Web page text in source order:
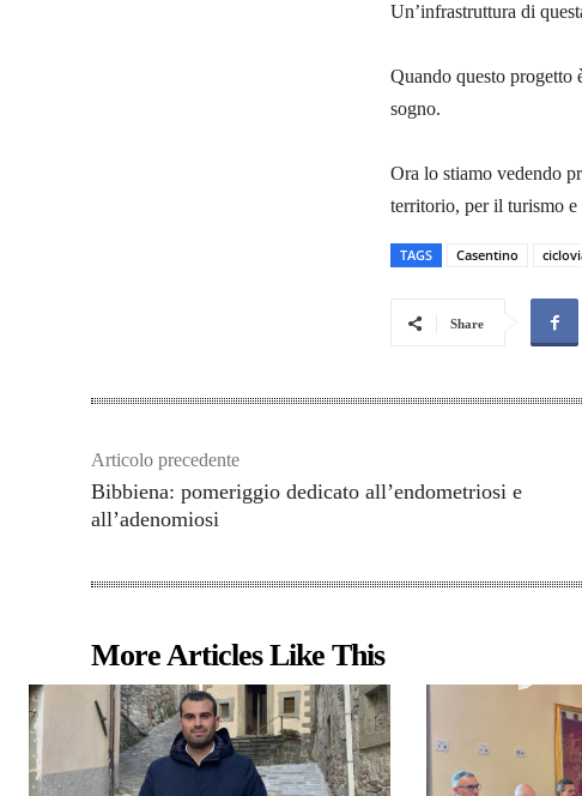
Un’infrastruttura di
Quando questo progetto
sogno.
Ora lo stiamo vedendo
territorio, per il turismo
TAGS Casentino
Share
Articolo precedente
Bibbiena: pomeriggio dedicato all’endometriosi e
all’adenomiosi
More Articles Like This